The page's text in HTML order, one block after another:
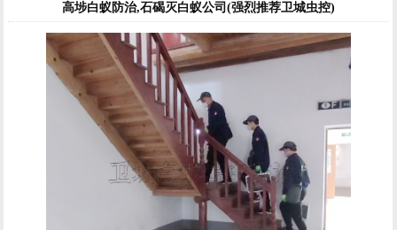
高埗白蚁防治,石碣灭白蚁公司(强烈推荐卫城虫控)